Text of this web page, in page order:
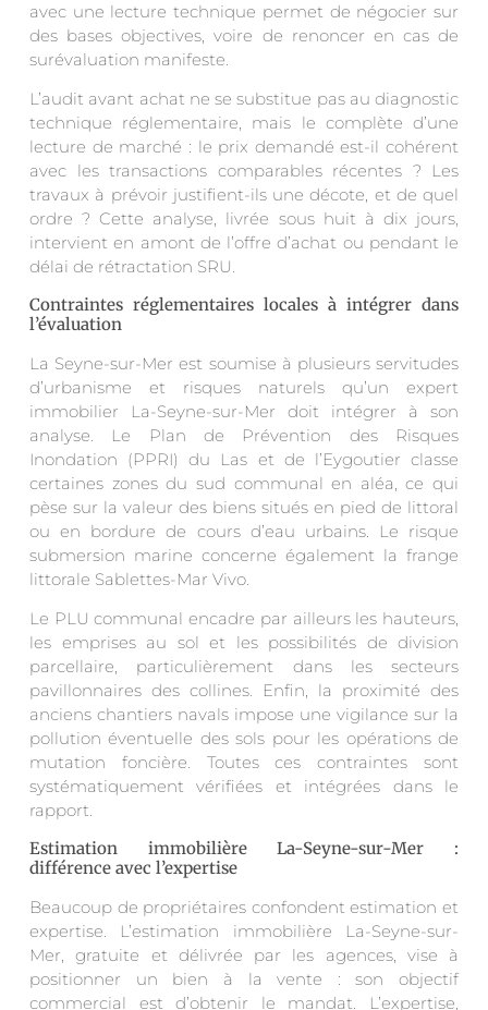
avec une lecture technique permet de négocier sur
des bases objectives, voire de renoncer en cas de
surévaluation manifeste.
L’audit avant achat ne se substitue pas au diagnostic
technique réglementaire, mais le complète d’une
lecture de marché : le prix demandé est-il cohérent
avec les transactions comparables récentes ? Les
travaux à prévoir justifient-ils une décote, et de quel
ordre ? Cette analyse, livrée sous huit à dix jours,
intervient en amont de l’offre d’achat ou pendant le
délai de rétractation SRU.
Contraintes réglementaires locales à intégrer dans
l’évaluation
La Seyne-sur-Mer est soumise à plusieurs servitudes
d’urbanisme et risques naturels qu’un expert
immobilier La-Seyne-sur-Mer doit intégrer à son
analyse. Le Plan de Prévention des Risques
Inondation (PPRI) du Las et de l’Eygoutier classe
certaines zones du sud communal en aléa, ce qui
pèse sur la valeur des biens situés en pied de littoral
ou en bordure de cours d’eau urbains. Le risque
submersion marine concerne également la frange
littorale Sablettes-Mar Vivo.
Le PLU communal encadre par ailleurs les hauteurs,
les emprises au sol et les possibilités de division
parcellaire, particulièrement dans les secteurs
pavillonnaires des collines. Enfin, la proximité des
anciens chantiers navals impose une vigilance sur la
pollution éventuelle des sols pour les opérations de
mutation foncière. Toutes ces contraintes sont
systématiquement vérifiées et intégrées dans le
rapport.
Estimation immobilière La-Seyne-sur-Mer :
différence avec l’expertise
Beaucoup de propriétaires confondent estimation et
expertise. L’estimation immobilière La-Seyne-sur-
Mer, gratuite et délivrée par les agences, vise à
positionner un bien à la vente : son objectif
commercial est d’obtenir le mandat. L’expertise,